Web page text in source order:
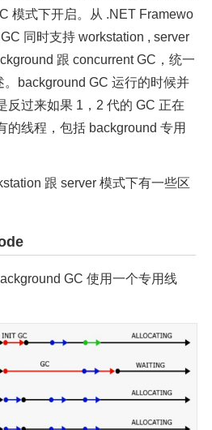
模式下开启。从 .NET Framewo
同时支持 workstation , server
跟 concurrent GC，统一
background GC 运行的时候并
反过来如果 1，2 代的 GC 正在
的线程，包括 background 专用
跟 server 模式下有一些区
GC 使用一个专用线